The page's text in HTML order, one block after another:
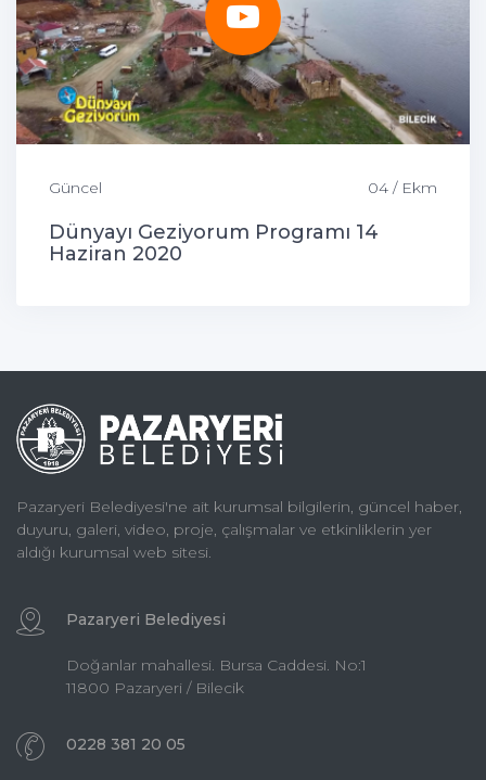
Güncel 04 / Ekm
Dünyayı Geziyorum Programı 14
Haziran 2020
Pazaryeri Belediyesi'ne ait kurumsal bilgilerin, güncel haber,
duyuru, galeri, video, proje, çalışmalar ve etkinliklerin yer
aldığı kurumsal web sitesi.
Pazaryeri Belediyesi
Doğanlar mahallesi. Bursa Caddesi. No:1
11800 Pazaryeri / Bilecik
0228 381 20 05